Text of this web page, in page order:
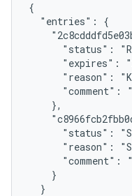
{
  "entries": {
"status":
"expires":
"reason":
"comment":
    },
"status":
"reason":
"comment":
    }
  }